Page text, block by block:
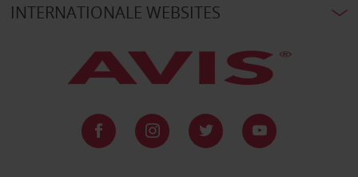
INTERNATIONALE WEBSITES